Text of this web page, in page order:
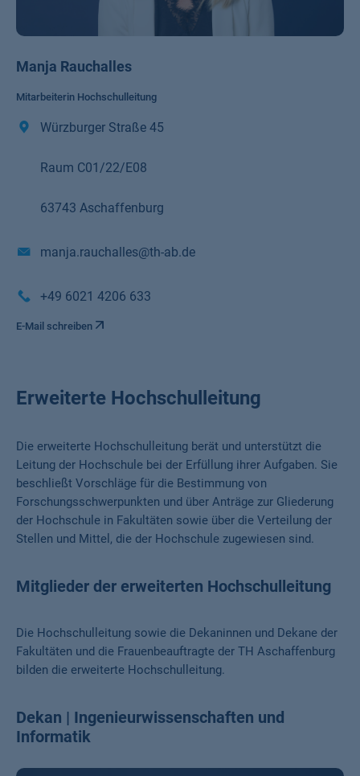
Manja Rauchalles
Mitarbeiterin Hochschulleitung
Würzburger Straße 45
Raum C01/22/E08
63743 Aschaffenburg
manja.rauchalles@th-ab.de
+49 6021 4206 633
E-Mail schreiben
Erweiterte Hochschulleitung
Die erweiterte Hochschulleitung berät und unterstützt die
Leitung der Hochschule bei der Erfüllung ihrer Aufgaben. Sie
beschließt Vorschläge für die Bestimmung von
Forschungsschwerpunkten und über Anträge zur Gliederung
der Hochschule in Fakultäten sowie über die Verteilung der
Stellen und Mittel, die der Hochschule zugewiesen sind.
Mitglieder der erweiterten Hochschulleitung
Die Hochschulleitung sowie die Dekaninnen und Dekane der
Fakultäten und die Frauenbeauftragte der TH Aschaffenburg
bilden die erweiterte Hochschulleitung.
Dekan | Ingenieurwissenschaften und
Informatik